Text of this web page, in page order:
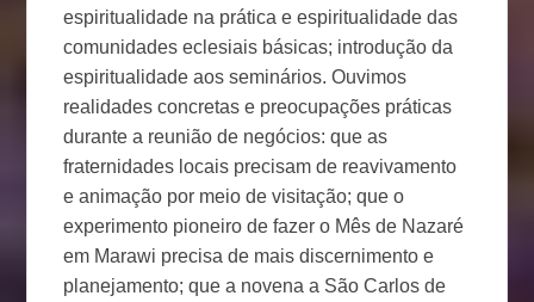
espiritualidade na prática e espiritualidade das
comunidades eclesiais básicas; introdução da
espiritualidade aos seminários. Ouvimos
realidades concretas e preocupações práticas
durante a reunião de negócios: que as
fraternidades locais precisam de reavivamento
e animação por meio de visitação; que o
experimento pioneiro de fazer o Mês de Nazaré
em Marawi precisa de mais discernimento e
planejamento; que a novena a São Carlos de